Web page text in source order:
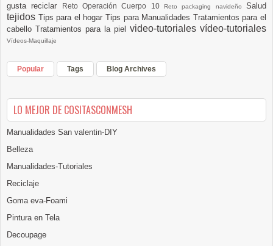
gusta reciclar
Reto Operación Cuerpo 10Reto packaging navideñoSalud
tejidos Tips para el hogarTips para Manualidades Tratamientos para el
cabello Tratamientos para la piel video-tutoriales vídeo-tutoriales
Vídeos-Maquillaje
Popular Tags Blog Archives
LO MEJOR DE COSITASCONMESH
Manualidades San valentin-DIY
Belleza
Manualidades-Tutoriales
Reciclaje
Goma eva-Foami
Pintura en Tela
Decoupage